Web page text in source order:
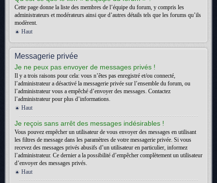
Cette page donne la liste des membres de l’équipe du forum, y compris les
administrateurs et modérateurs ainsi que d’autres détails tels que les forums qu’ils
modèrent.
Haut
Messagerie privée
Je ne peux pas envoyer de messages privés !
Il y a trois raisons pour cela: vous n’êtes pas enregistré et/ou connecté,
l’administrateur a désactivé la messagerie privée sur l’ensemble du forum, ou
l’administrateur vous a empêché d’envoyer des messages. Contactez
l’administrateur pour plus d’informations.
Haut
Je reçois sans arrêt des messages indésirables !
Vous pouvez empêcher un utilisateur de vous envoyer des messages en utilisant
les filtres de message dans les paramètres de votre messagerie privée. Si vous
recevez des messages privés abusifs d’un utilisateur en particulier, informez
l’administrateur. Ce dernier a la possibilité d’empêcher complètement un utilisateur
d’envoyer des messages privés.
Haut